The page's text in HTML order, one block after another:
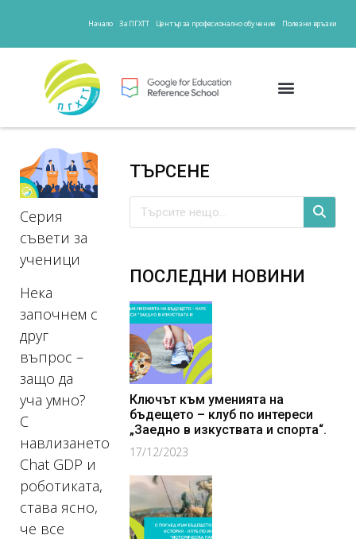
Начало За ПГХТТ Център за професионално обучение Полезни връзки
Серия
съвети за
ученици
Нека
започнем с
друг
въпрос –
защо да
уча умно?
С
навлизането
Chat GDP и
роботиката,
става ясно,
че все
ТЪРСЕНЕ
ПОСЛЕДНИ НОВИНИ
Ключът към уменията на
бъдещето – клуб по интереси
„Заедно в изкуствата и спорта“.
17/12/2023